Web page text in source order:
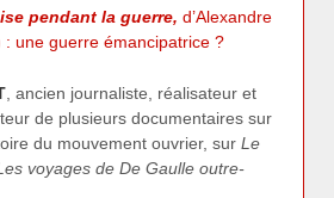
pendant la guerre, d’Alexandre
: une guerre émancipatrice ?
, ancien journaliste, réalisateur et
de plusieurs documentaires sur
du mouvement ouvrier, sur Le
voyages de De Gaulle outre-